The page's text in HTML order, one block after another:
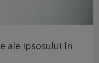
ale ipsosului în